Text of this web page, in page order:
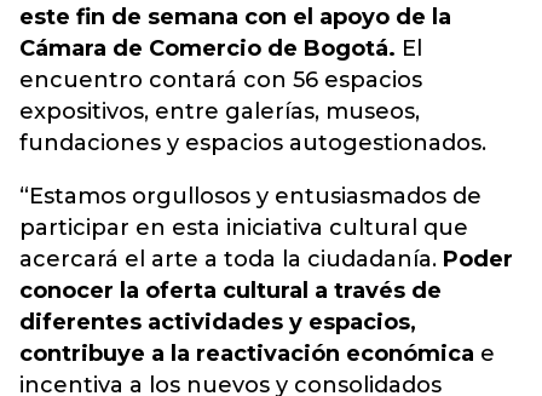
este fin de semana con el apoyo de la
Cámara de Comercio de Bogotá. El
encuentro contará con 56 espacios
expositivos, entre galerías, museos,
fundaciones y espacios autogestionados.
“Estamos orgullosos y entusiasmados de
participar en esta iniciativa cultural que
acercará el arte a toda la ciudadanía. Poder
conocer la oferta cultural a través de
diferentes actividades y espacios,
contribuye a la reactivación económica e
incentiva a los nuevos y consolidados